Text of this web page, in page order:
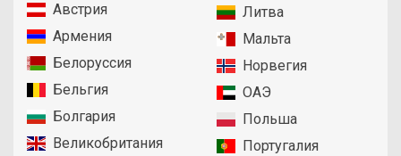
Австрия
Армения
Белоруссия
Бельгия
Болгария
Великобритания
Литва
Мальта
Норвегия
ОАЭ
Польша
Португалия